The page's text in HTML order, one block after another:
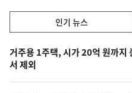
기,
최
신,
인기 뉴스
기
뉴
스
거주용 1주택, 시가 20억 원까지
서 제외